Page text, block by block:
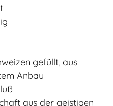
gefüllt, aus
Anbau
aus der geistigen